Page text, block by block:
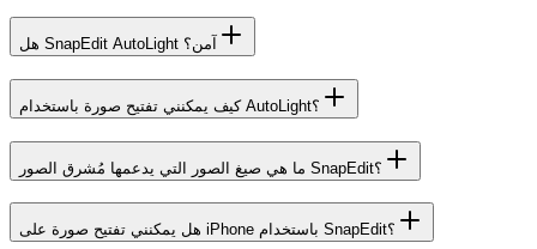
هل SnapEdit AutoLight آمن؟
كيف يمكنني تفتيح صورة باستخدام AutoLight؟
ما هي صيغ الصور التي يدعمها مُشرق الصور SnapEdit؟
هل يمكنني تفتيح صورة على iPhone باستخدام SnapEdit؟